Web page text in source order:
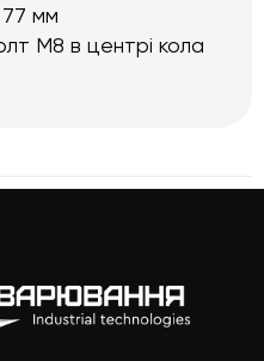
мм
M8 в центрі кола